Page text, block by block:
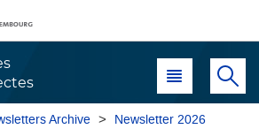
Menu principal
Archive Newsletter 2026